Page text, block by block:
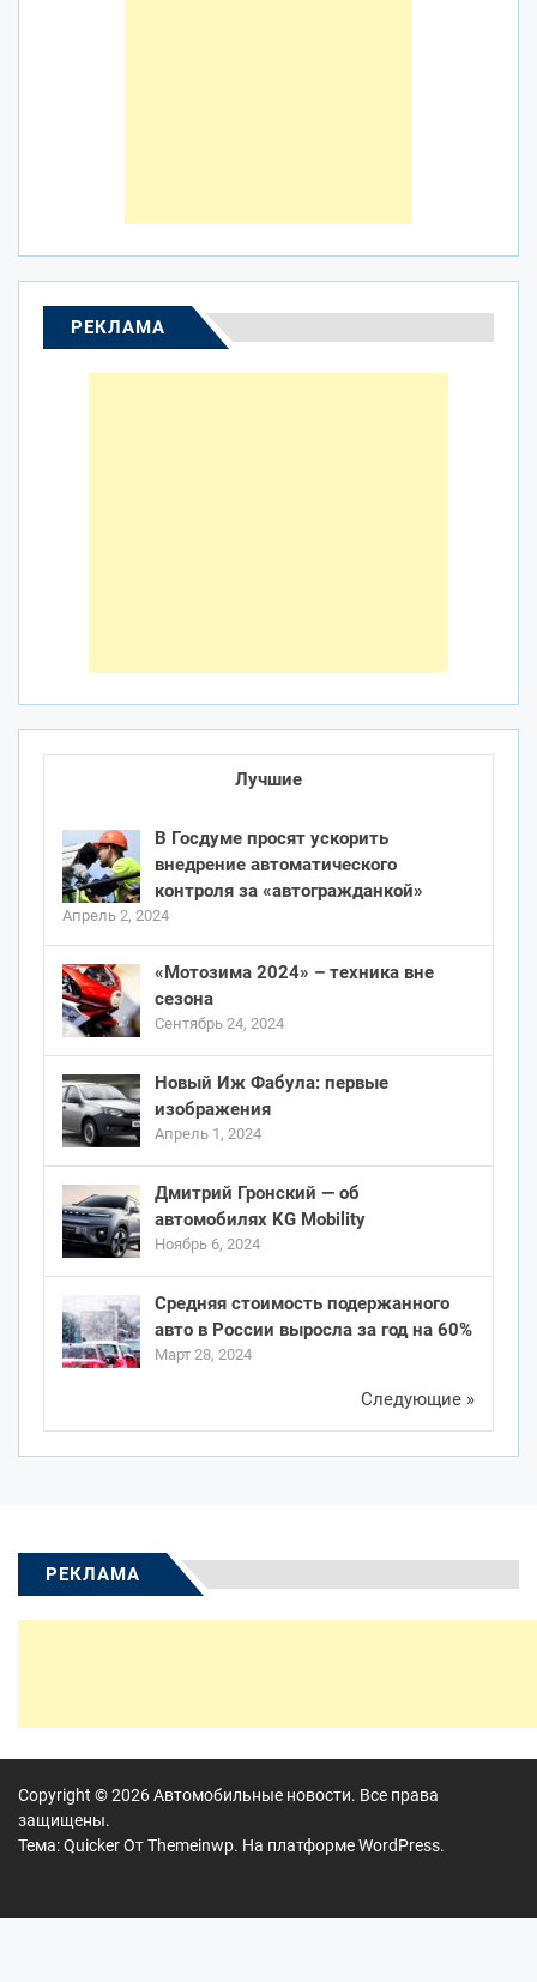
РЕКЛАМА
Лучшие
В Госдуме просят ускорить
внедрение автоматического
контроля за «автогражданкой»
Апрель 2, 2024
«Мотозима 2024» – техника вне
сезона
Сентябрь 24, 2024
Новый Иж Фабула: первые
изображения
Апрель 1, 2024
Дмитрий Гронский — об
автомобилях KG Mobility
Ноябрь 6, 2024
Средняя стоимость подержанного
авто в России выросла за год на 60%
Март 28, 2024
Следующие »
РЕКЛАМА
Copyright © 2026Автомобильные новости. Все права
защищены.
Тема: Quicker ОтThemeinwp. На платформеWordPress.